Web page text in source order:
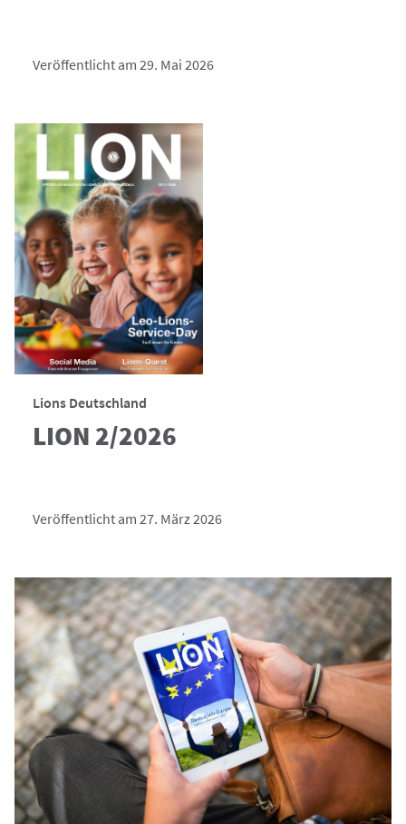
Veröffentlicht am 29. Mai 2026
Lions Deutschland
LION 2/2026
Veröffentlicht am 27. März 2026